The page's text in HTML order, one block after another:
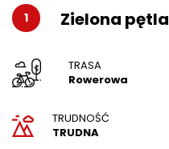
1 Zielona pętla
TRASA
Rowerowa
TRUDNOŚĆ
TRUDNA